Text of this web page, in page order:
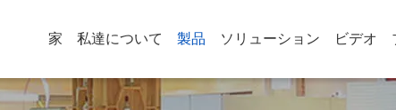
家 私達について 製品 ソリューション ビデオ